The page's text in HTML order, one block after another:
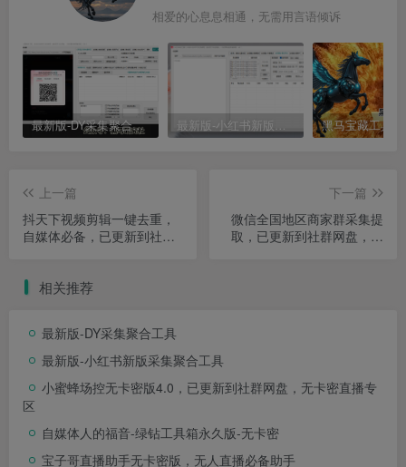
相爱的心息息相通，无需用言语倾诉
最新版-DY采集聚合工具 最新版-小红书新版采集聚合工具
上一篇
抖天下视频剪辑一键去重，
自媒体必备，已更新到社群
下一篇
微信全国地区商家群采集提
取，已更新到社群网盘，只
相关推荐
最新版-DY采集聚合工具
最新版-小红书新版采集聚合工具
小蜜蜂场控无卡密版4.0，已更新到社群网盘，无卡密直播专
区
自媒体人的福音-绿钻工具箱永久版-无卡密
宝子哥直播助手无卡密版，无人直播必备助手